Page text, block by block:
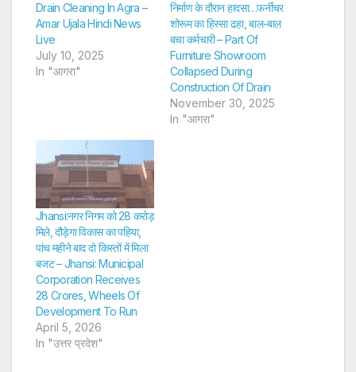
Drain Cleaning In Agra –
Amar Ujala Hindi News
Live
July 10, 2025
In "आगरा"
निर्माण के दाैरान हादसा…फर्नीचर
शोरूम का हिस्सा ढहा, बाल-बाल
बचा कर्मचारी – Part Of
Furniture Showroom
Collapsed During
Construction Of Drain
November 30, 2025
In "आगरा"
Jhansi:नगर निगम को 28 करोड़
मिले, दौड़ेगा विकास का पहिया,
पांच महीने बाद दो किस्तों में मिला
बजट – Jhansi: Municipal
Corporation Receives
28 Crores, Wheels Of
Development To Run
April 5, 2026
In "उत्तर प्रदेश"